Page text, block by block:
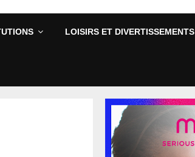
LOISIRS ET DIVERTISSEMENTS